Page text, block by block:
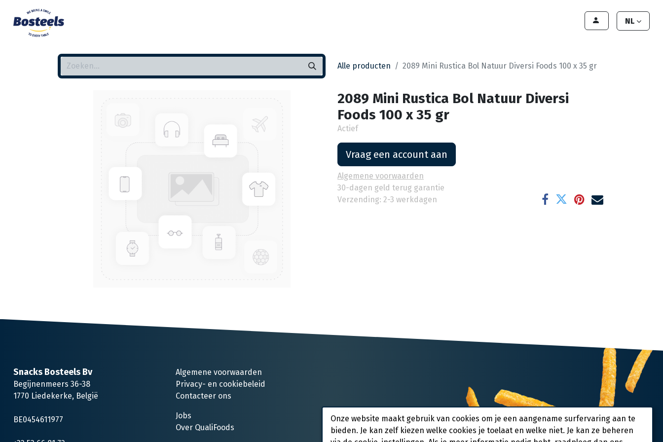
NL
Alle producten 2089 Mini Rustica Bol Natuur Diversi Foods 100 x 35 gr
2089 Mini Rustica Bol Natuur Diversi
Foods 100 x 35 gr
Actief
Vraag een account aan
Algemene voorwaarden
30-dagen geld terug garantie
Verzending: 2-3 werkdagen
Snacks Bosteels Bv
Begijnenmeers 36-38
1770 Liedekerke, België
BE0454611977
Algemene voorwaarden
Privacy- en cookiebeleid
Contacteer ons
Jobs
Over QualiFoods
Onze website maakt gebruik van cookies om je een aangename surfervaring aan te
bieden. Je kan zelf kiezen welke cookies je toelaat en welke niet. Je kan ze beheren